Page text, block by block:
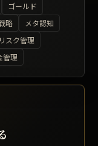
ゴールド
略
メタ認知
リスク管理
管理